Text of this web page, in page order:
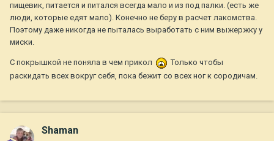
пищевик, питается и питался всегда мало и из под палки. (есть же
люди, которые едят мало). Конечно не беру в расчет лакомства.
Поэтому даже никогда не пыталась выработать с ним выжержку у
миски.
С покрышкой не поняла в чем прикол
Только чтобы
раскидать всех вокруг себя, пока бежит со всех ног к сородичам.
Shaman